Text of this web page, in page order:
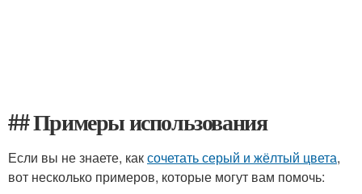
## Примеры использования
Если вы не знаете, каксочетать серый и жёлтый цвета,
вот несколько примеров, которые могут вам помочь: